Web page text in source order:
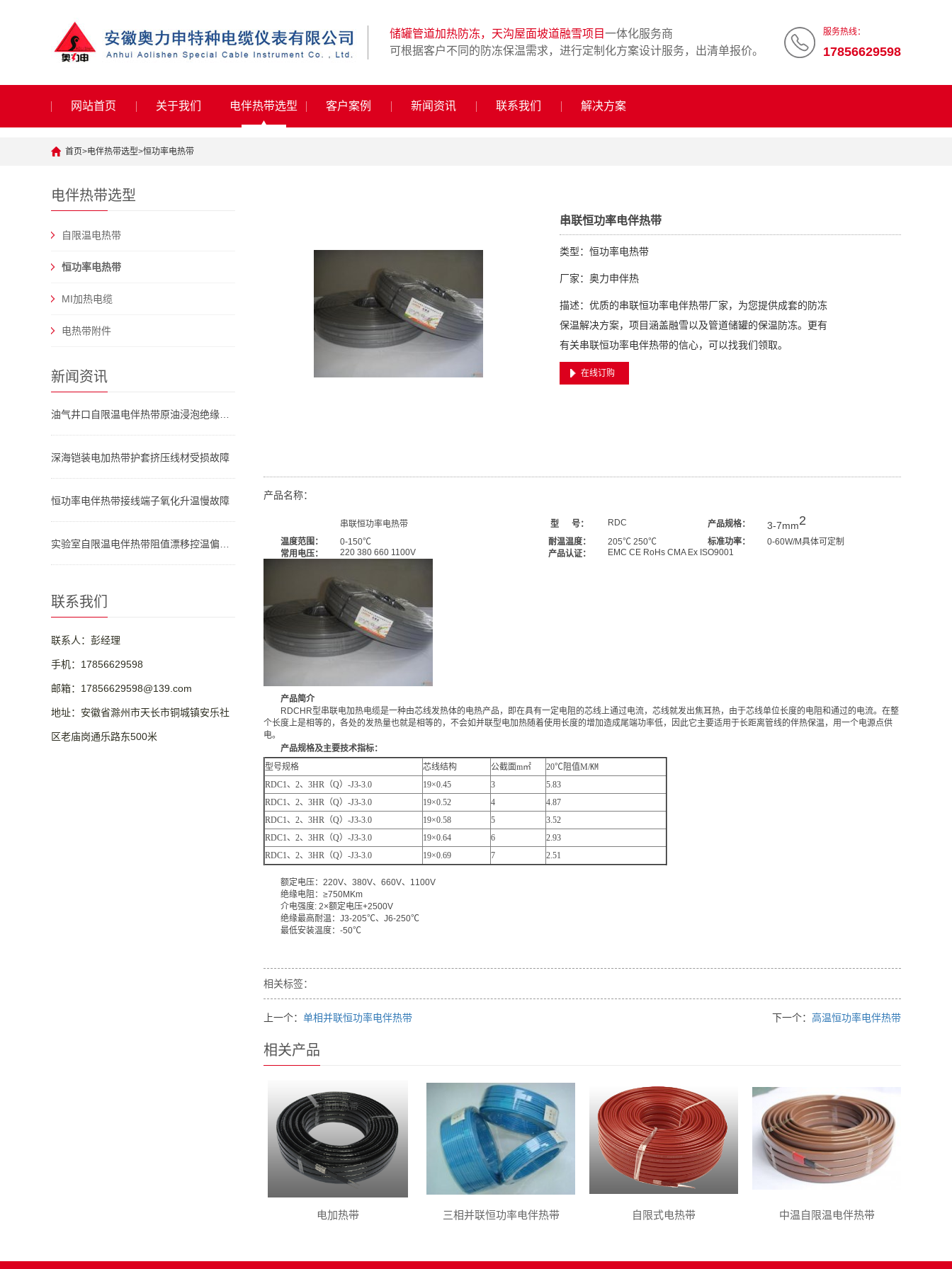
服务热线：
17856629598
储罐管道加热防冻，天沟屋面坡道融雪项目一体化服务商
可根据客户不同的防冻保温需求，进行定制化方案设计服务，出清单报价。
网站首页 关于我们 电伴热带选型 客户案例 新闻资讯 联系我们 解决方案
首页>电伴热带选型>恒功率电热带
电伴热带选型
自限温电热带
恒功率电热带
MI加热电缆
电热带附件
新闻资讯
深海铠装电加热带护套挤压线材受损故障
恒功率电伴热带接线端子氧化升温慢故障
联系我们
联系人：彭经理
手机：17856629598
邮箱：17856629598@139.com
地址：安徽省滁州市天长市铜城镇安乐社
区老庙岗通乐路东500米
串联恒功率电伴热带
类型：恒功率电热带
厂家：奥力申伴热
描述：优质的串联恒功率电伴热带厂家，为您提供成套的防冻
保温解决方案，项目涵盖融雪以及管道储罐的保温防冻。更有
有关串联恒功率电伴热带的信心，可以找我们领取。
在线订购
产品名称：
串联恒功率电热带 型 号： RDC 产品规格： 3-7mm2
温度范围： 0-150℃ 耐温温度： 205℃ 250℃ 标准功率：
0-60W/M具体可定制
常用电压：
220 380 660 1100V 产品认证： EMC CE RoHs CMA Ex ISO9001
产品简介
RDCHR型串联电加热电缆是一种由芯线发热体的电热产品，即在具有一定电阻的芯线上通过电流，芯线就发出焦耳热，由于芯线单位长度的电阻和通过的电流。在整
个长度上是相等的，各处的发热量也就是相等的，不会如并联型电加热随着使用长度的增加造成尾端功率低，因此它主要适用于长距离管线的伴热保温，用一个电源点供
电。
产品规格及主要技术指标：
型号规格
芯线结构 公截面m㎡
20℃阻值M/㏎
RDC1、2、3HR（Q）-J3-3.0
19×0.45 3
5.83
RDC1、2、3HR（Q）-J3-3.0
19×0.52 4
4.87
RDC1、2、3HR（Q）-J3-3.0
19×0.58 5
3.52
RDC1、2、3HR（Q）-J3-3.0
19×0.64 6
2.93
RDC1、2、3HR（Q）-J3-3.0
19×0.69 7 2.51
额定电压：220V、380V、660V、1100V
绝缘电阻：≥750MKm
介电强度: 2×额定电压+2500V
绝缘最高耐温：J3-205℃、J6-250℃
最低安装温度：-50℃
相关标签：
上一个： 单相并联恒功率电伴热带 下一个： 高温恒功率电伴热带
相关产品
电加热带 三相并联恒功率电伴热带 自限式电热带 中温自限温电伴热带